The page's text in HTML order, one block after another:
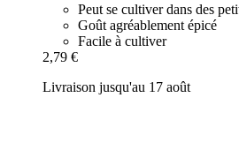
Peut se cultiver dans des
Goût agréablement épicé
Facile à cultiver
2,79 €
Livraison jusqu'au 17 août